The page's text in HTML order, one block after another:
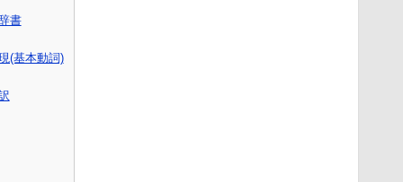
書
(基本動詞)